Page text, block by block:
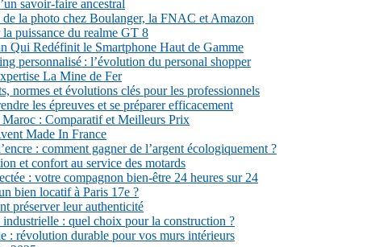
savoir-faire ancestral
la photo chez Boulanger, la FNAC et Amazon
puissance du realme GT 8
Qui Redéfinit le Smartphone Haut de Gamme
personnalisé : l’évolution du personal shopper
La Mine de Fer
normes et évolutions clés pour les professionnels
les épreuves et se préparer efficacement
: Comparatif et Meilleurs Prix
Made In France
: comment gagner de l’argent écologiquement ?
et confort au service des motards
: votre compagnon bien-être 24 heures sur 24
bien locatif à Paris 17e ?
préserver leur authenticité
: quel choix pour la construction ?
: révolution durable pour vos murs intérieurs